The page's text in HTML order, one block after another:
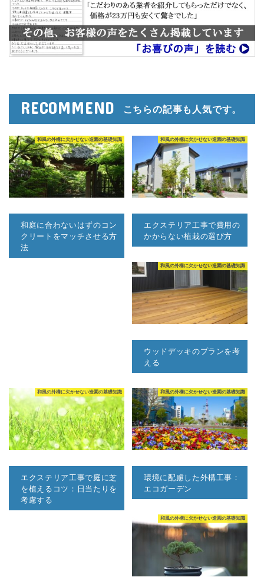
RECOMMEND こちらの記事も人気です。
和風の外構に欠かせない造園の基礎知識
和庭に合わないはずのコン
クリートをマッチさせる方
法
和風の外構に欠かせない造園の基礎知識
エクステリア工事で費用の
かからない植栽の選び方
和風の外構に欠かせない造園の基礎知識
ウッドデッキのプランを考
える
和風の外構に欠かせない造園の基礎知識
エクステリア工事で庭に芝
を植えるコツ：日当たりを
考慮する
和風の外構に欠かせない造園の基礎知識
環境に配慮した外構工事：
エコガーデン
和風の外構に欠かせない造園の基礎知識